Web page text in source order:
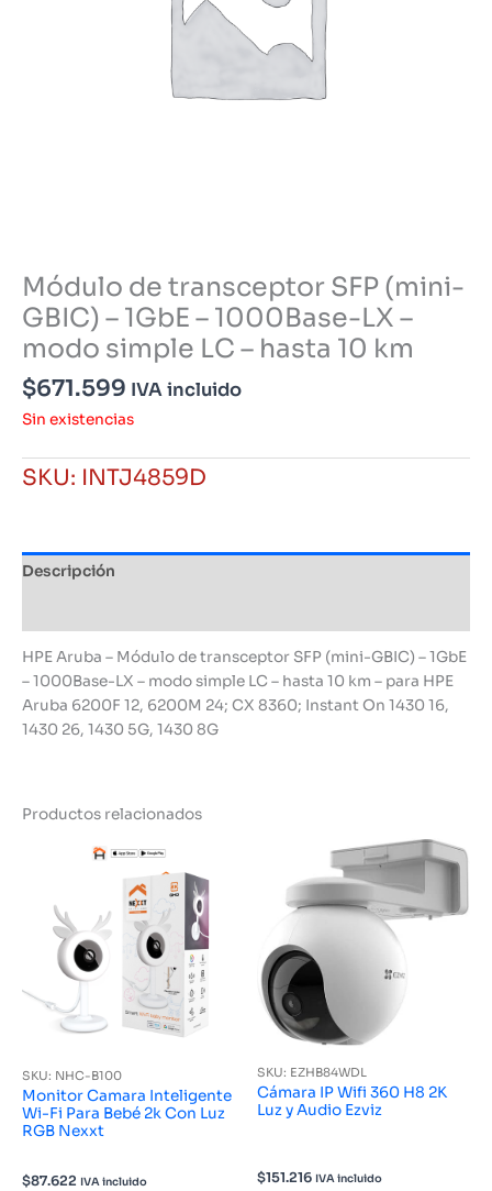
Módulo de transceptor SFP (mini-
GBIC) – 1GbE – 1000Base-LX –
modo simple LC – hasta 10 km
$671.599 IVA incluido
Sin existencias
SKU: INTJ4859D
Descripción
HPE Aruba – Módulo de transceptor SFP (mini-GBIC) – 1GbE
– 1000Base-LX – modo simple LC – hasta 10 km – para HPE
Aruba 6200F 12, 6200M 24; CX 8360; Instant On 1430 16,
1430 26, 1430 5G, 1430 8G
Productos relacionados
SKU: NHC-B100
Monitor Camara Inteligente
Wi-Fi Para Bebé 2k Con Luz
RGB Nexxt
$87.622 IVA incluido
SKU: EZHB84WDL
Cámara IP Wifi 360 H8 2K
Luz y Audio Ezviz
$151.216 IVA incluido